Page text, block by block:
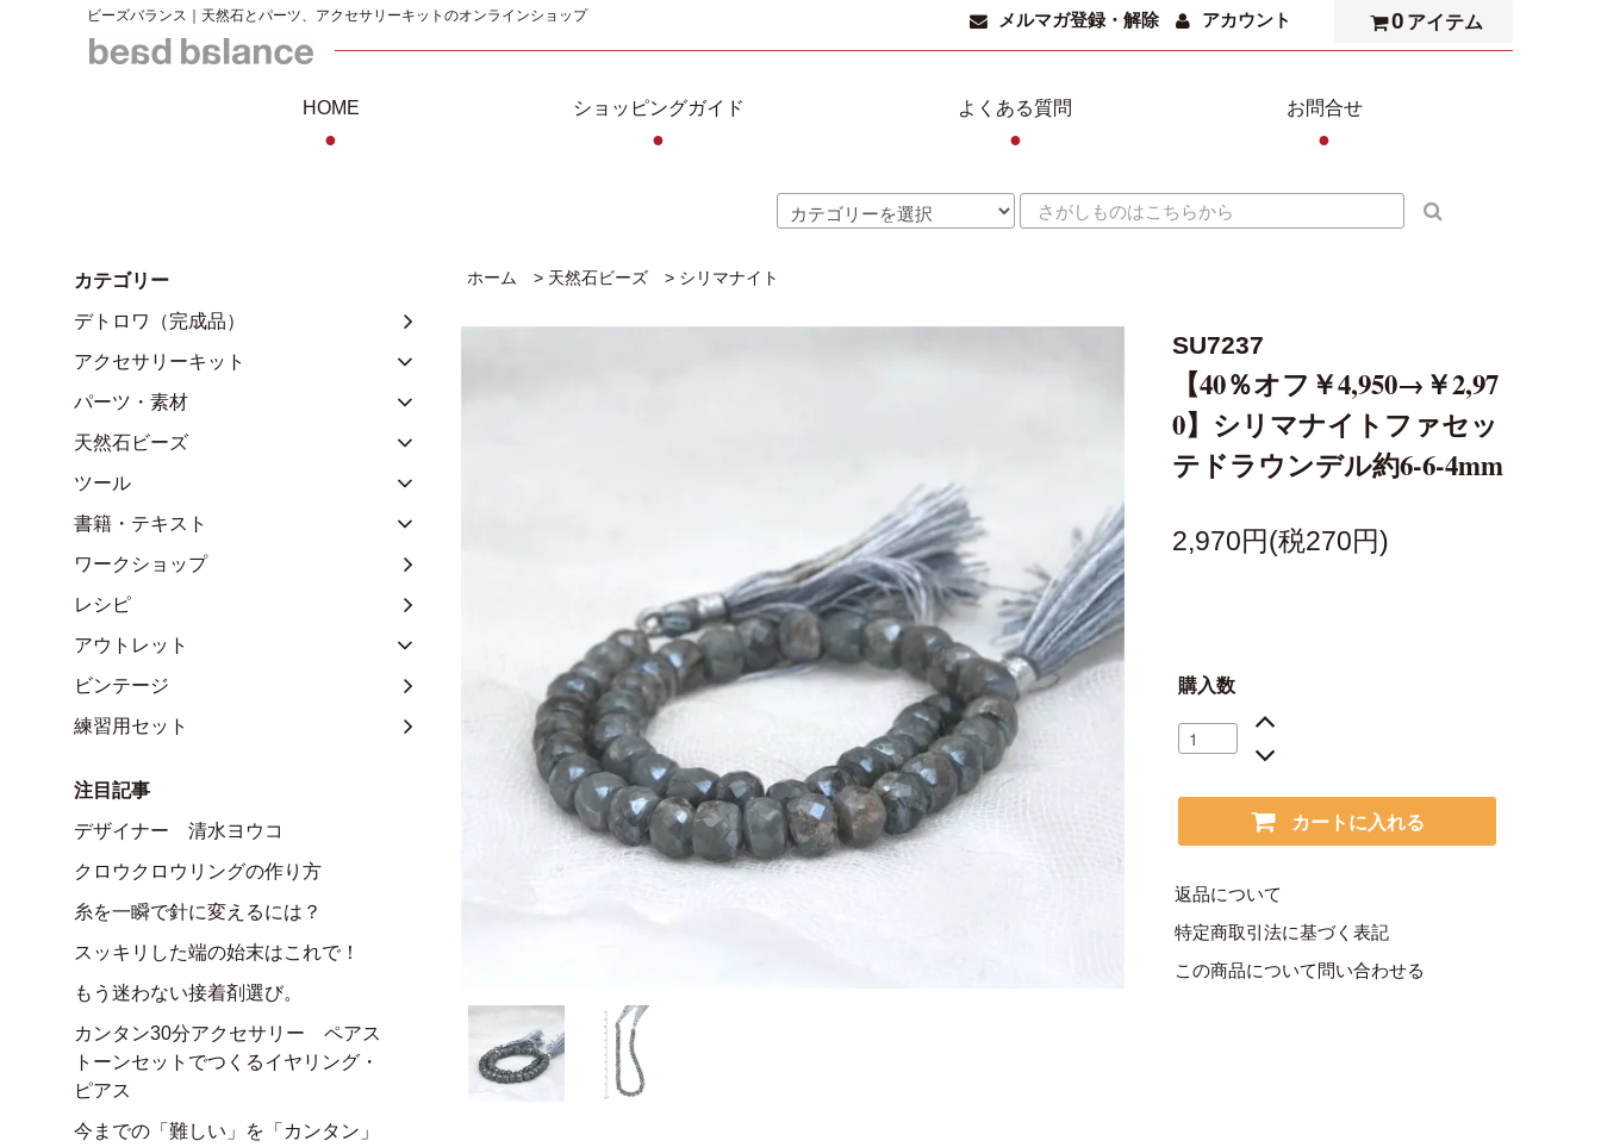
ビーズバランス｜天然石とパーツ、アクセサリーキットのオンラインショップ メルマガ登録・解除 アカウント 0 アイテム
HOME
●
ショッピングガイド
●
よくある質問
●
お問合せ
●
ホーム > 天然石ビーズ > シリマナイト
SU7237
【40％オフ￥4,950→￥2,97
0】シリマナイトファセッ
テドラウンデル約6-6-4mm
2,970円(税270円)
購入数
カートに入れる
返品について
特定商取引法に基づく表記
この商品について問い合わせる
カテゴリー
デトロワ（完成品）
アクセサリーキット
パーツ・素材
天然石ビーズ
ツール
書籍・テキスト
ワークショップ
レシピ
アウトレット
ビンテージ
練習用セット
注目記事
デザイナー 清水ヨウコ
クロウクロウリングの作り方
糸を一瞬で針に変えるには？
スッキリした端の始末はこれで！
もう迷わない接着剤選び。
カンタン30分アクセサリー ペアス
トーンセットでつくるイヤリング・
ピアス
今までの「難しい」を「カンタン」